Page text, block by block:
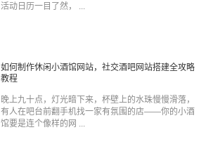
活动日历一目了然， ...
如何制作休闲小酒馆网站，社交酒吧网站搭建全攻略
教程
晚上九十点，灯光暗下来，杯壁上的水珠慢慢滑落，
有人在吧台前翻手机找一家有氛围的店——你的小酒
馆要是连个像样的网 ...